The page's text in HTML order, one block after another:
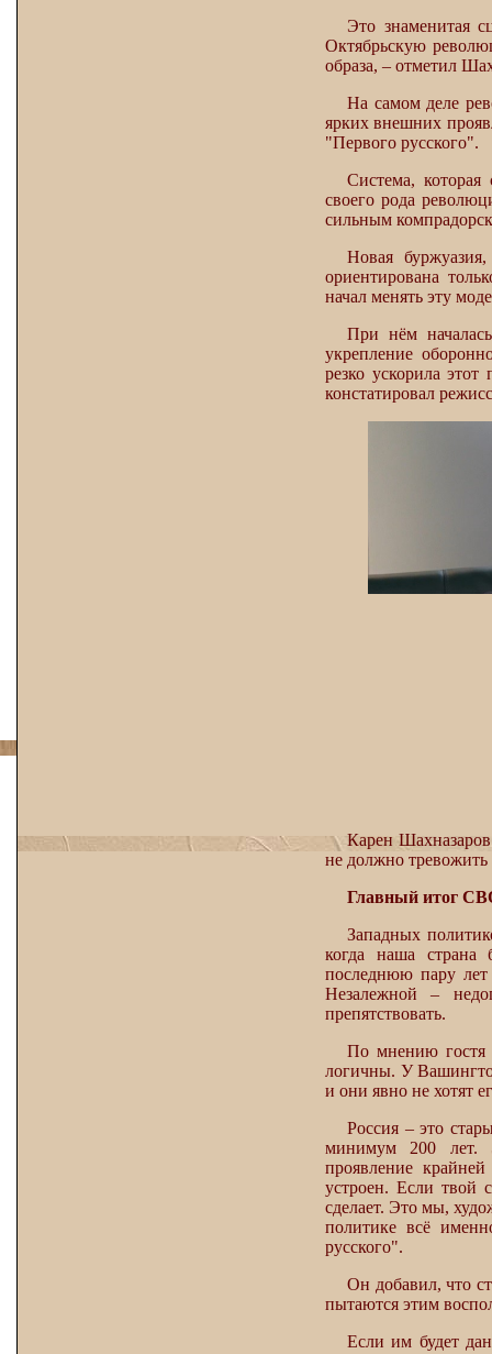
Это знаменитая
Октябрьскую
образа, – отметил
На самом деле
ярких внешних
"Первого русского".
Система,
своего рода
сильным
Новая
ориентирована
начал менять эту
При нём
укрепление
резко ускорила
констатировал
Карен
не должно тревожить
Главный итог
Западных
когда наша страна
последнюю пару
Незалежной –
препятствовать.
По мнению гостя
логичны. У
и они явно не хотят
Россия – это
минимум 200 лет.
проявление
устроен. Если твой
сделает. Это мы,
политике всё
русского".
Он добавил, что
пытаются этим
Если им будет